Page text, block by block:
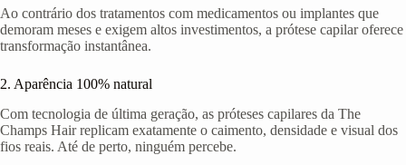
Ao contrário dos tratamentos com medicamentos ou implantes que
demoram meses e exigem altos investimentos, a prótese capilar oferece
transformação instantânea.
2. Aparência 100% natural
Com tecnologia de última geração, as próteses capilares da The
Champs Hair replicam exatamente o caimento, densidade e visual dos
fios reais. Até de perto, ninguém percebe.